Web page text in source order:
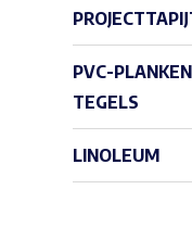
PVC-
TEGELS
LINOLEUM